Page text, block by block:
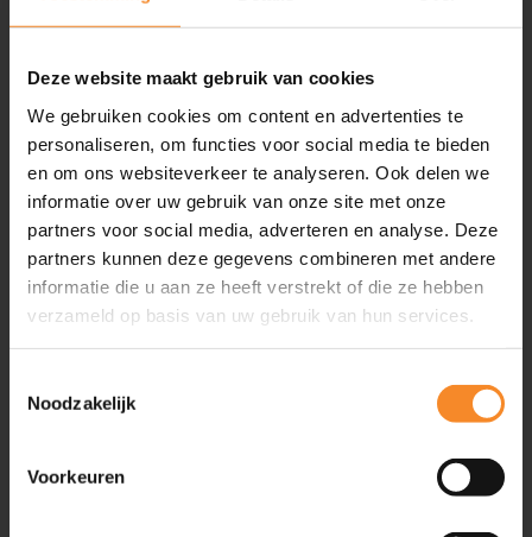
Deze website maakt gebruik van cookies
We gebruiken cookies om content en advertenties te
personaliseren, om functies voor social media te bieden
en om ons websiteverkeer te analyseren. Ook delen we
informatie over uw gebruik van onze site met onze
partners voor social media, adverteren en analyse. Deze
partners kunnen deze gegevens combineren met andere
informatie die u aan ze heeft verstrekt of die ze hebben
verzameld op basis van uw gebruik van hun services.
Noodzakelijk
Voorkeuren
Inspiratie
Artikelen
Evenementen
Friend of Intenza
Geplande evenementen 2
Training & Coaching